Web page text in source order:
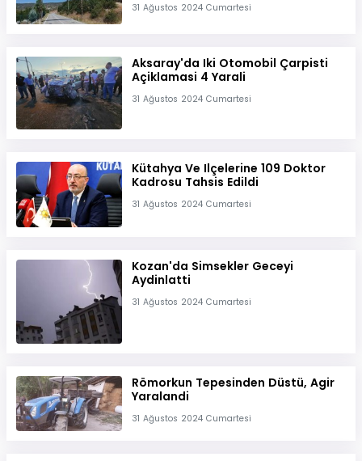
31 Ağustos 2024 Cumartesi
Aksaray'da Iki Otomobil Çarpisti
Açiklamasi 4 Yarali
31 Ağustos 2024 Cumartesi
Kütahya Ve Ilçelerine 109 Doktor
Kadrosu Tahsis Edildi
31 Ağustos 2024 Cumartesi
Kozan'da Simsekler Geceyi
Aydinlatti
31 Ağustos 2024 Cumartesi
Römorkun Tepesinden Düstü, Agir
Yaralandi
31 Ağustos 2024 Cumartesi